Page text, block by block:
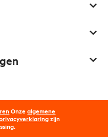
Onzealgemene
zijn